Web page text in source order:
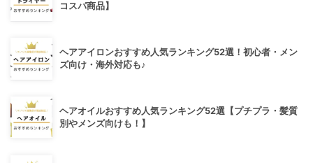
コスパ商品】
ヘアアイロンおすすめ人気ランキング52選！初心者・メン
ズ向け・海外対応も♪
ヘアオイルおすすめ人気ランキング52選【プチプラ・髪質
別やメンズ向けも！】